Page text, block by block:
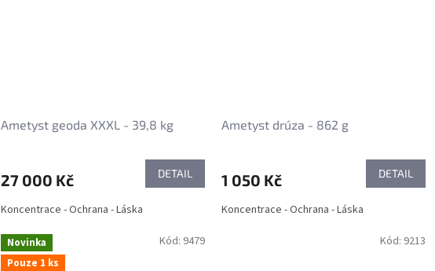
Ametyst geoda XXXL - 39,8 kg
27 000 Kč DETAIL
Koncentrace - Ochrana - Láska
Ametyst drúza - 862 g
1 050 Kč DETAIL
Koncentrace - Ochrana - Láska
Novinka
Pouze 1 ks
Kód: 9479 Kód: 9213